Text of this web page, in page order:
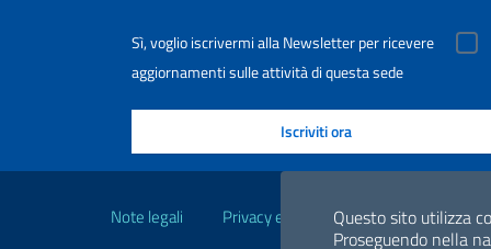
Questo sito utilizza
Proseguendo nella
Sì, voglio iscrivermi alla Newsletter per ricevere
aggiornamenti sulle attività di questa sede
Note legali Privacy e cookie policy